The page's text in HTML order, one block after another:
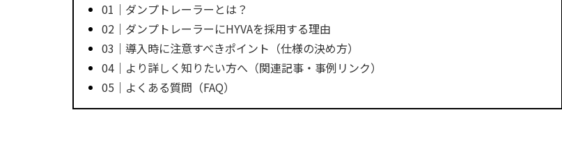
01｜ダンプトレーラーとは？
02｜ダンプトレーラーにHYVAを採用する理由
03｜導入時に注意すべきポイント（仕様の決め方）
04｜より詳しく知りたい方へ（関連記事・事例リンク）
05｜よくある質問（FAQ）